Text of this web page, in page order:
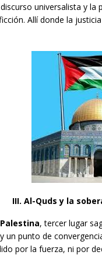
universalista y la
Allí donde la
III. Al-Quds y la
Palestina, tercer lugar
un punto de
por la fuerza, ni por